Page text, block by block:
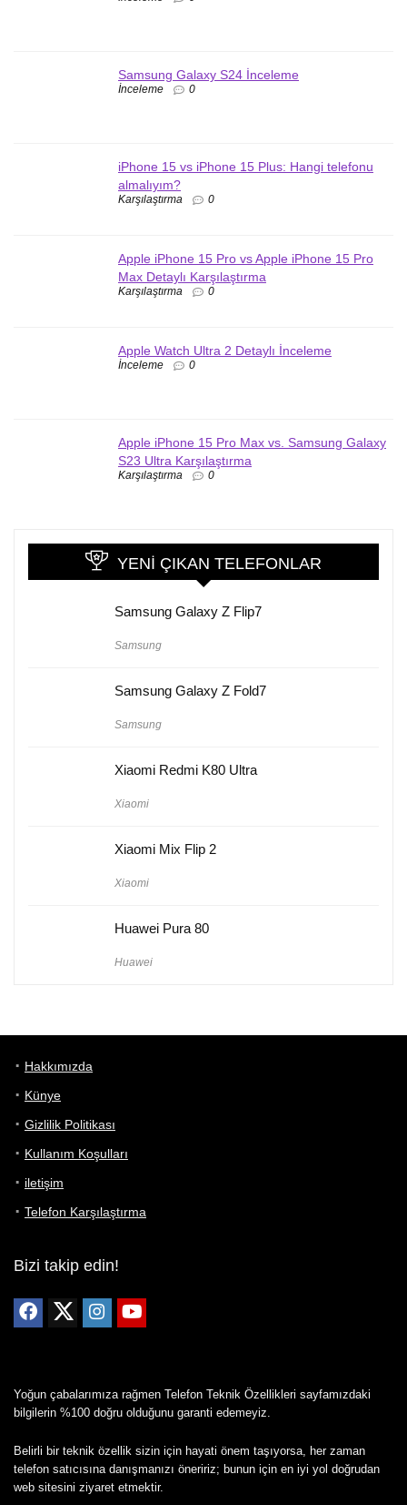
Samsung Galaxy S24 İnceleme
İnceleme 0
iPhone 15 vs iPhone 15 Plus: Hangi telefonu
almalıyım?
Karşılaştırma 0
Apple iPhone 15 Pro vs Apple iPhone 15 Pro
Max Detaylı Karşılaştırma
Karşılaştırma 0
Apple Watch Ultra 2 Detaylı İnceleme
İnceleme 0
Apple iPhone 15 Pro Max vs. Samsung Galaxy
S23 Ultra Karşılaştırma
Karşılaştırma 0
YENI ÇIKAN TELEFONLAR
Samsung Galaxy Z Flip7
Samsung
Samsung Galaxy Z Fold7
Samsung
Xiaomi Redmi K80 Ultra
Xiaomi
Xiaomi Mix Flip 2
Xiaomi
Huawei Pura 80
Huawei
Hakkımızda
Künye
Gizlilik Politikası
Kullanım Koşulları
iletişim
Telefon Karşılaştırma
Bizi takip edin!
Yoğun çabalarımıza rağmen Telefon Teknik Özellikleri sayfamızdaki
bilgilerin %100 doğru olduğunu garanti edemeyiz.
Belirli bir teknik özellik sizin için hayati önem taşıyorsa, her zaman
telefon satıcısına danışmanızı öneririz; bunun için en iyi yol doğrudan
web sitesini ziyaret etmektir.